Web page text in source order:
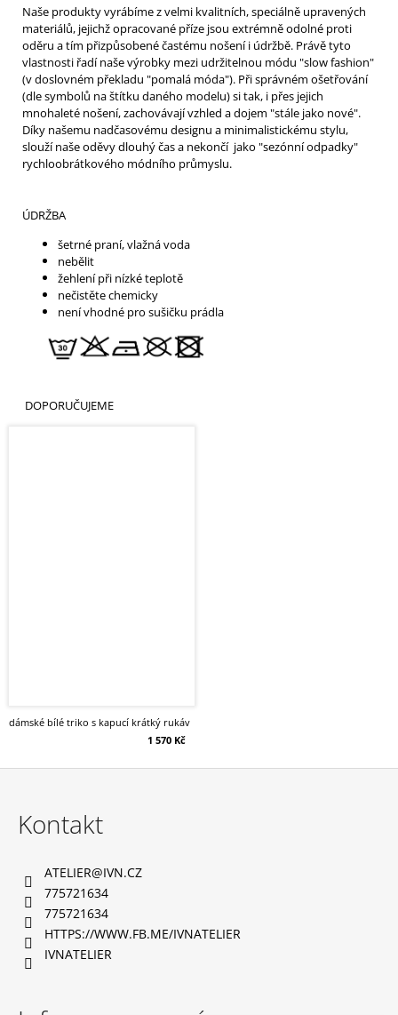
Naše produkty vyrábíme z velmi kvalitních, speciálně upravených
materiálů, jejichž opracované příze jsou extrémně odolné proti
oděru a tím přizpůsobené častému nošení i údržbě. Právě tyto
vlastnosti řadí naše výrobky mezi udržitelnou módu "slow fashion"
(v doslovném překladu "pomalá móda"). Při správném ošetřování
(dle symbolů na štítku daného modelu) si tak, i přes jejich
mnohaleté nošení, zachovávají vzhled a dojem "stále jako nové".
Díky našemu nadčasovému designu a minimalistickému stylu,
slouží naše oděvy dlouhý čas a nekončí jako "sezónní odpadky"
rychloobrátkového módního průmyslu.
ÚDRŽBA
šetrné praní, vlažná voda
nebělit
žehlení při nízké teplotě
nečistěte chemicky
není vhodné pro sušičku prádla
DOPORUČUJEME
dámské bílé triko s kapucí krátký rukáv
1 570 Kč
Kontakt
ATELIER@IVN.CZ
775721634
775721634
HTTPS://WWW.FB.ME/IVNATELIER
IVNATELIER